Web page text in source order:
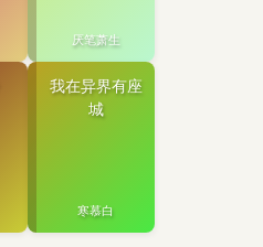
厌笔萧生
我在异界有座
城
寒慕白